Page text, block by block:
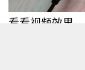
看看视频效果